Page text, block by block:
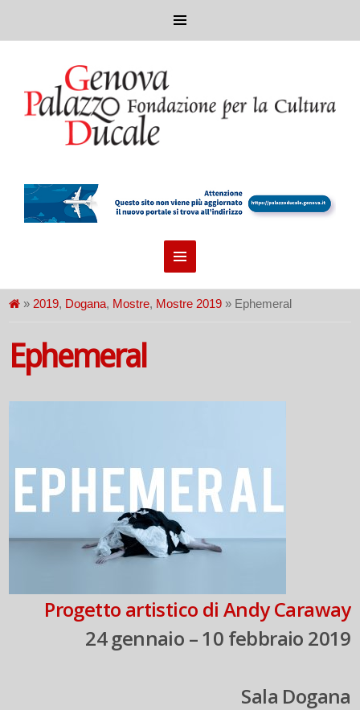
» 2019, Dogana, Mostre, Mostre 2019 » Ephemeral
Ephemeral
Progetto artistico di Andy Caraway
24 gennaio – 10 febbraio 2019
Sala Dogana